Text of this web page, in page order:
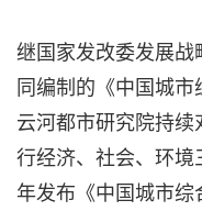
继国家发改委发展
同编制的《中国城市
云河都市研究院持
行经济、社会、环
年发布《中国城市